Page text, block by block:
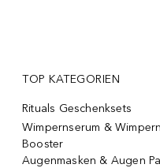
TOP KATEGORIEN
Rituals Geschenksets
Wimpernserum &
Booster
Augenmasken & Augen